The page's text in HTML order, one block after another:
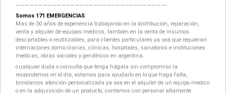
—————————————————————————————————-
Somos 171 EMERGENCIAS
Mas de 30 años de experiencia trabajando en la distribución, reparación,
venta y alquiler de equipos médicos, también en la venta de insumos
descartables o reutilizables, para clientes particulares ya sea que requieran
internaciones domiciliarias, clínicas, hospitales, sanatorios e instituciones
medicas, obras sociales y geriátricos en argentina.
cualquier duda o consulta que tenga hágala sin compromiso la
respondemos en el día, estamos para ayudarlo en lo que haga falta,
brindamos atención personalizada ya sea en el alquiler de un equipo medico
o en la adquisición de un producto, contamos con personal altamente